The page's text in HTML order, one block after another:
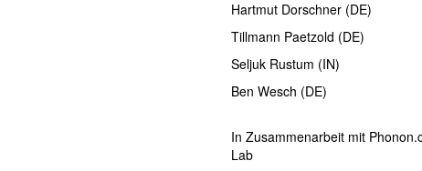
Hartmut Dorschner (DE)
Tillmann Paetzold (DE)
Seljuk Rustum (IN)
Ben Wesch (DE)
In Zusammenarbeit mit
Lab